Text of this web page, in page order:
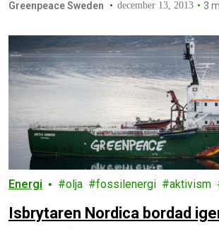
Greenpeace Sweden december 13, 2013 3
Energi olja fossilenergi aktivism
Isbrytaren Nordica bordad